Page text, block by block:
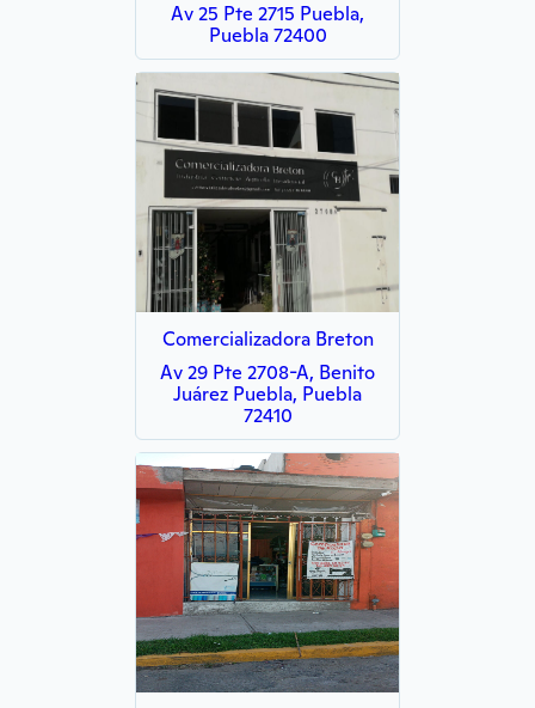
Av 25 Pte 2715 Puebla,
Puebla 72400
Comercializadora Breton
Av 29 Pte 2708-A, Benito
Juárez Puebla, Puebla
72410